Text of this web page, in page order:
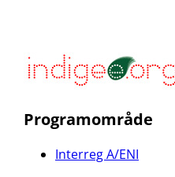
Programområde
Interreg A/ENI